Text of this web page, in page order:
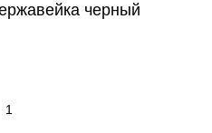
черный